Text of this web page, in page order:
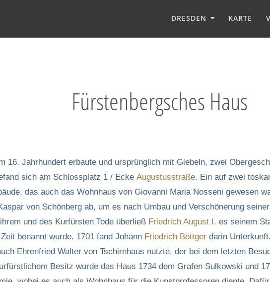
DRESDEN KARTE
Fürstenbergsches Haus
16. Jahrhundert erbaute und ursprünglich mit Giebeln, zwei
sich am Schlossplatz 1 / Ecke Augustusstraße. Ein auf zwei
das auch das Wohnhaus von Giovanni Maria Nosseni gewesen
von Schönberg ab, um es nach Umbau und Verschönerung
und des Kurfürsten Tode überließ Friedrich August I. es seinem
benannt wurde. 1701 fand Johann Friedrich Böttger darin
Ehrenfried Walter von Tschirnhaus nutzte, der bei dem letzten
Besitz wurde das Haus 1734 dem Grafen Sulkowski und